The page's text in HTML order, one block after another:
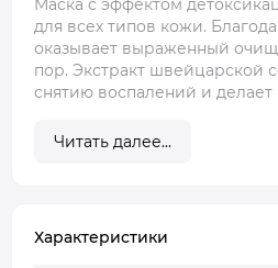
Маска с эффектом
для всех типов кожи.
оказывает выраженный
пор. Экстракт швейцарской
снятию воспалений и делает
Читать далее...
Характеристики